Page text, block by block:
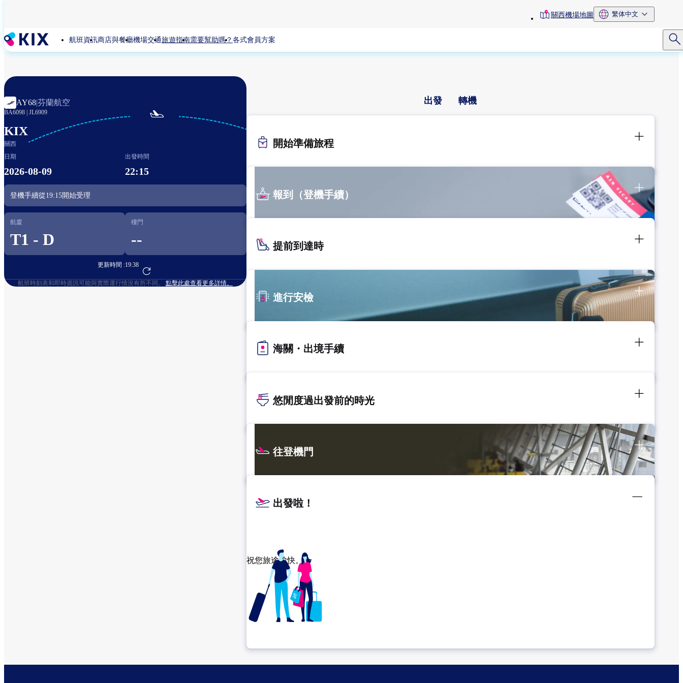
主
內
容
toolbar關西機場地圖 繁体中文
航班資訊商店與餐廳機場交通旅遊指南需要幫助嗎？ 各式會員方案
AY68|芬蘭航空
BA6098 JL6909
KIX
關西

赫爾辛基
日期
2026-08-09
出發時間
22:15
登機手續從19:15開始受理
航廈
T1 - D
樓門
--
更新時間 :19:38
前往航班預訂
航班時刻表和即時資訊可能與實際運行情況有所不同。 點擊此處查看更多詳情。
出發 轉機
開始準備旅程
報到（登機手續）
提前到達時
進行安檢
海關・出境手續
悠閒度過出發前的時光
往登機門
出發啦！
祝您旅途愉快。